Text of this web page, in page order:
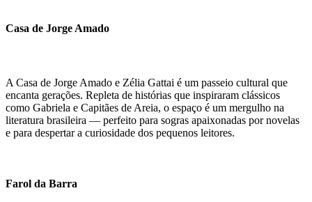
Casa de Jorge Amado
A Casa de Jorge Amado e Zélia Gattai é um passeio cultural que
encanta gerações. Repleta de histórias que inspiraram clássicos
como Gabriela e Capitães de Areia, o espaço é um mergulho na
literatura brasileira — perfeito para sogras apaixonadas por novelas
e para despertar a curiosidade dos pequenos leitores.
Farol da Barra